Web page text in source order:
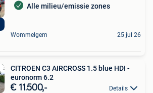
Alle milieu/emissie zones
Wommelgem 25 jul 26
CITROEN C3 AIRCROSS 1.5 blue HDI -
euronorm 6.2
€ 11.500,- Details